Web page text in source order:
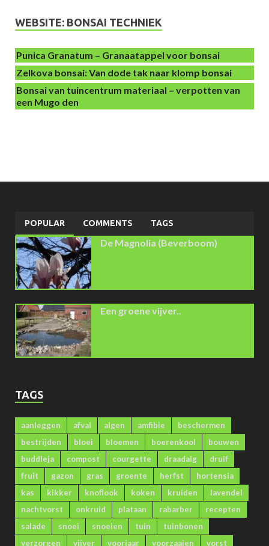
WEBSITE: BONSAI TECHNIEK
Punica Granatum – Granaatappel voor bonsai
Zelkova bonsai: Van dode tak naar klomp bonsai
Bonsai van tuincentrum materiaal – verpotten van
een Mugo den
POPULAR COMMENTS TAGS
De Magnolia (Beverboom)
Een groene vijver..
TAGS
aanleggen afval algen amfibie
beschermen
bestrijden
bloei bloemen boerenkool
bouwen
buddleja
compost courgette draadalg
druif
fruit
gazon gras groente herfst
hortensia
kas
kikker knoflook koken kruiden
lavendel
nachtvorst
onkruid plataan rabarber
recepten
salade
snoei snoeien tuin
tuinbonen
verzorgen
vijver voorjaar voorzaaien vorst